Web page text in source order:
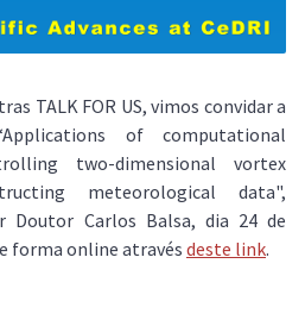
TALK FOR US, vimos convidar a
of computational
two-dimensional vortex
meteorological data",
Doutor Carlos Balsa, dia 24 de
forma online através deste link.